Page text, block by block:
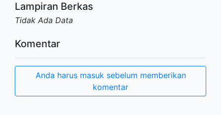
Lampiran Berkas
Tidak Ada Data
Komentar
Anda harus masuk sebelum memberikan
komentar